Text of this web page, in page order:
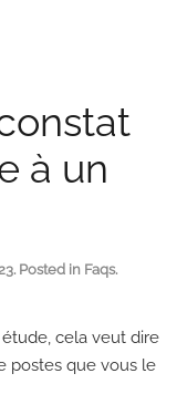
à un
. Posted in Faqs.
cela veut dire
postes que vous le